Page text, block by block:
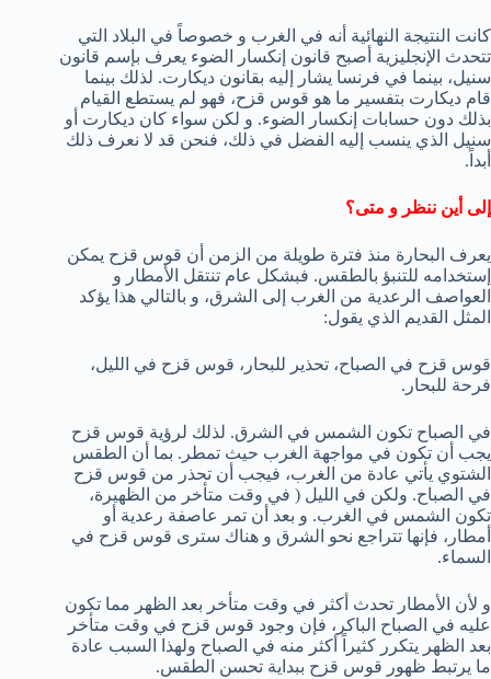
كانت النتيجة النهائية أنه في الغرب و خصوصاً في البلاد التي
تتحدث الإنجليزية أصبح قانون إنكسار الضوء يعرف بإسم قانون
سنيل، بينما في فرنسا يشار إليه بقانون ديكارت. لذلك بينما
قام ديكارت بتفسير ما هو قوس قزح، فهو لم يستطع القيام
بذلك دون حسابات إنكسار الضوء. و لكن سواء كان ديكارت أو
سنيل الذي ينسب إليه الفضل في ذلك، فنحن قد لا نعرف ذلك
أبداً.
إلى أين ننظر و متى؟
يعرف البحارة منذ فترة طويلة من الزمن أن قوس قزح يمكن
إستخدامه للتنبؤ بالطقس. فبشكل عام تنتقل الأمطار و
العواصف الرعدية من الغرب إلى الشرق، و بالتالي هذا يؤكد
المثل القديم الذي يقول:
قوس قزح في الصباح، تحذير للبحار، قوس قزح في الليل،
فرحة للبحار.
في الصباح تكون الشمس في الشرق. لذلك لرؤية قوس قزح
يجب أن تكون في مواجهة الغرب حيث تمطر. بما أن الطقس
الشتوي يأتي عادة من الغرب، فيجب أن تحذر من قوس قزح
في الصباح. ولكن في الليل ( في وقت متأخر من الظهيرة،
تكون الشمس في الغرب. و بعد أن تمر عاصفة رعدية أو
أمطار، فإنها تتراجع نحو الشرق و هناك سترى قوس قزح في
السماء.
و لأن الأمطار تحدث أكثر في وقت متأخر بعد الظهر مما تكون
عليه في الصباح الباكر، فإن وجود قوس قزح في وقت متأخر
بعد الظهر يتكرر كثيراً أكثر منه في الصباح ولهذا السبب عادة
ما يرتبط ظهور قوس قزح ببداية تحسن الطقس.